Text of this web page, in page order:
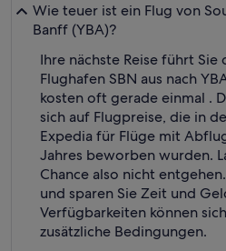
Wie teuer ist ein Flug von
Banff (YBA)?
Ihre nächste Reise führt
Flughafen SBN aus nach
kosten oft gerade einmal .
sich auf Flugpreise, die in
Expedia für Flüge mit
Jahres beworben wurden.
Chance also nicht
und sparen Sie Zeit und
Verfügbarkeiten können
zusätzliche Bedingungen.